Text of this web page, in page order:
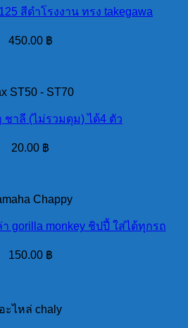
สีดำโรงงาน ทรง takegawa
450.00 ฿
ST50 - ST70
ชาลี (ไม่รวมดุม) ได้4 ตัว
20.00 ฿
Chappy
gorilla monkey ชิปปี้ ใส่ได้ทุกรถ
150.00 ฿
อะไหล่ chaly